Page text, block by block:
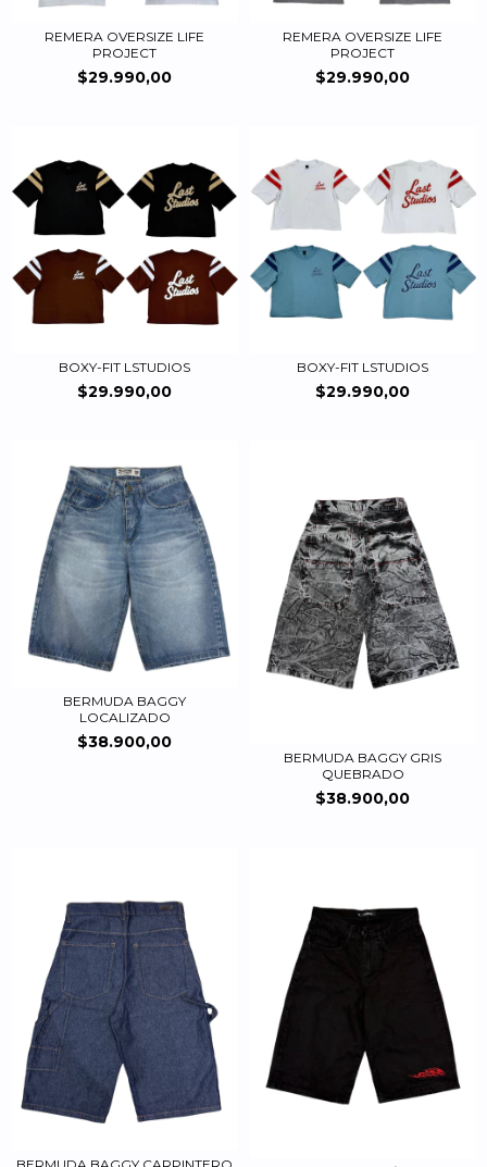
REMERA OVERSIZE LIFE
PROJECT
$29.990,00
REMERA OVERSIZE LIFE
PROJECT
$29.990,00
BOXY-FIT LSTUDIOS
$29.990,00
BOXY-FIT LSTUDIOS
$29.990,00
BERMUDA BAGGY
LOCALIZADO
$38.900,00
BERMUDA BAGGY GRIS
QUEBRADO
$38.900,00